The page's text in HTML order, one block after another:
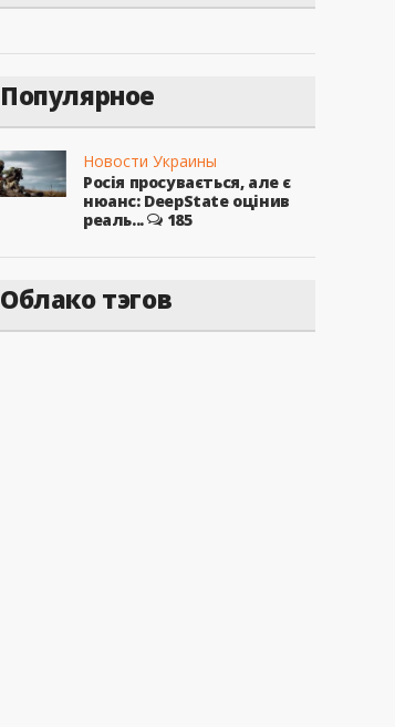
Популярное
Новости Украины
Росія просувається, але є
нюанс: DeepState оцінив
реаль...
185
Облако тэгов